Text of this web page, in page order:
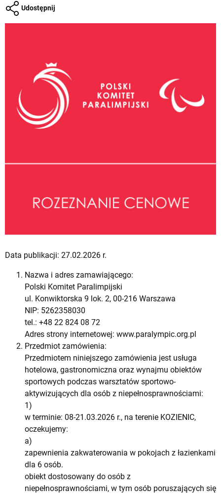
Udostępnij
Data publikacji: 27.02.2026 r.
Nazwa i adres zamawiającego:
Polski Komitet Paralimpijski
ul. Konwiktorska 9 lok. 2, 00-216 Warszawa
NIP: 5262358030
tel.: +48 22 824 08 72
Adres strony internetowej: www.paralympic.org.pl
Przedmiot zamówienia:
Przedmiotem niniejszego zamówienia jest usługa
hotelowa, gastronomiczna oraz wynajmu obiektów
sportowych podczas warsztatów sportowo-
aktywizujących dla osób z niepełnosprawnościami:
1)
w terminie: 08-21.03.2026 r., na terenie KOZIENIC,
oczekujemy:
a)
zapewnienia zakwaterowania w pokojach z łazienkami
dla 6 osób.
obiekt dostosowany do osób z
niepełnosprawnościami, w tym osób poruszających się